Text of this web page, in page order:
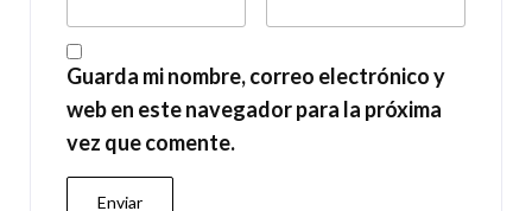
Guarda mi nombre, correo electrónico y
web en este navegador para la próxima
vez que comente.